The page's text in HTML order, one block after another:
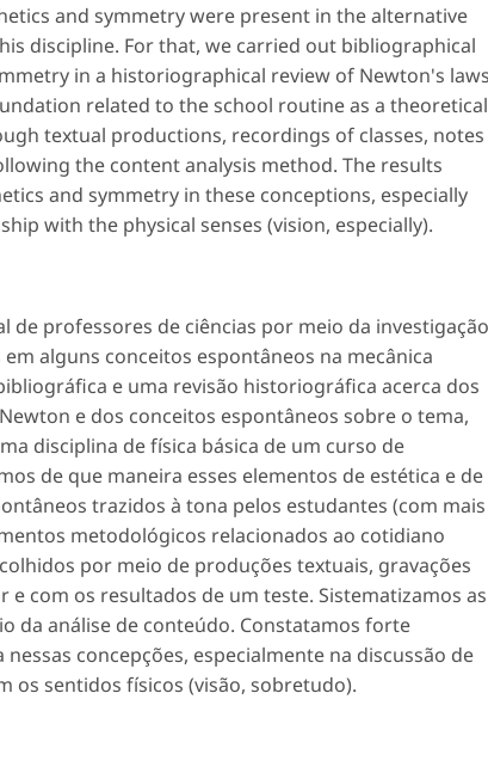
and symmetry were present in the alternative
discipline. For that, we carried out bibliographical
in a historiographical review of Newton's
related to the school routine as a theoretical
textual productions, recordings of classes, notes
the content analysis method. The results
and symmetry in these conceptions, especially
with the physical senses (vision, especially).
professores de ciências por meio da investigação
alguns conceitos espontâneos na mecânica
e uma revisão historiográfica acerca dos
e dos conceitos espontâneos sobre o tema,
disciplina de física básica de um curso de
de que maneira esses elementos de estética e de
trazidos à tona pelos estudantes (com mais
metodológicos relacionados ao cotidiano
por meio de produções textuais, gravações
com os resultados de um teste. Sistematizamos as
da análise de conteúdo. Constatamos forte
concepções, especialmente na discussão de
os sentidos físicos (visão, sobretudo).